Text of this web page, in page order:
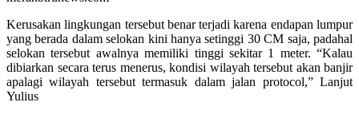
Kerusakan lingkungan tersebut benar terjadi karena endapan lumpur
yang berada dalam selokan kini hanya setinggi 30 CM saja, padahal
selokan tersebut awalnya memiliki tinggi sekitar 1 meter. “Kalau
dibiarkan secara terus menerus, kondisi wilayah tersebut akan banjir
apalagi wilayah tersebut termasuk dalam jalan protocol,” Lanjut
Yulius